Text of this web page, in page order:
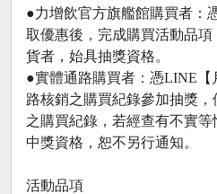
●力增飲官方旗艦館購買者：
取優惠後，完成購買活動品
貨者，始具抽獎資格。
●實體通路購買者：憑LINE【
路核銷之購買紀錄參加抽獎
之購買紀錄，若經查有不實
中獎資格，恕不另行通知。
活動品項